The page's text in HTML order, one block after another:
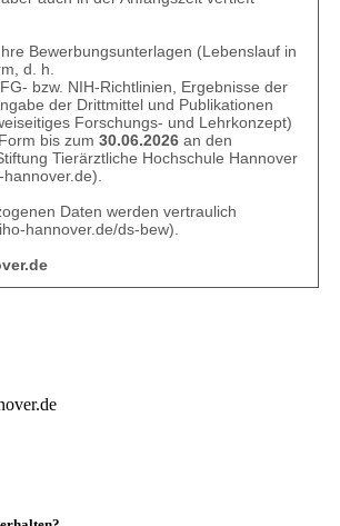
Bewerbungsunterlagen (Lebenslauf in
d. h.
bzw. NIH-Richtlinien, Ergebnisse der
der Drittmittel und Publikationen
Forschungs- und Lehrkonzept)
bis zum30.06.2026 an den
Tierärztliche Hochschule Hannover
hannover.de).
Daten werden vertraulich
hannover.de/ds-bew).